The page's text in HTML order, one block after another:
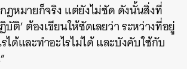
ฎหมายก็จริง แต่ยังไม่ชัด ดังนั้นสิ่งที่
ติ’ ต้องเขียนให้ชัดเลยว่า ระหว่างที่อยู่
ได้และทำอะไรไม่ได้ และบังคับใช้กับ